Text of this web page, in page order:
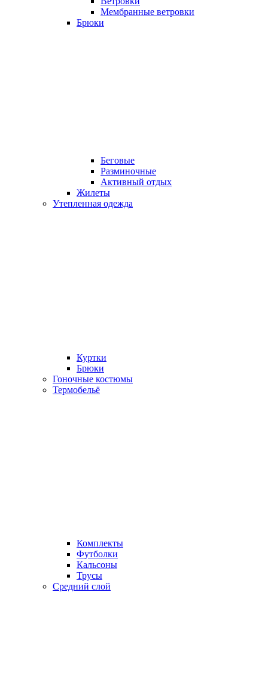
Мембранные ветровки
Брюки
Беговые
Разминочные
Активный отдых
Жилеты
Утепленная одежда
Куртки
Брюки
Гоночные костюмы
Термобельё
Комплекты
Футболки
Кальсоны
Трусы
Средний слой